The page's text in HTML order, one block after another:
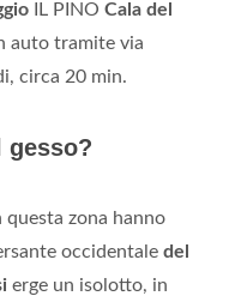
IL PINO Cala del
auto tramite via
circa 20 min.
gesso?
zona hanno
occidentale del
erge un isolotto, in